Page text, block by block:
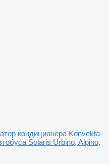
кондиционера Konvekta
Solaris Urbino, Alpino,